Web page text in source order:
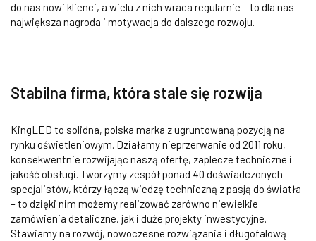
do nas nowi klienci, a wielu z nich wraca regularnie – to dla nas
największa nagroda i motywacja do dalszego rozwoju.
Stabilna firma, która stale się rozwija
KingLED to solidna, polska marka z ugruntowaną pozycją na
rynku oświetleniowym. Działamy nieprzerwanie od 2011 roku,
konsekwentnie rozwijając naszą ofertę, zaplecze techniczne i
jakość obsługi. Tworzymy zespół ponad 40 doświadczonych
specjalistów, którzy łączą wiedzę techniczną z pasją do światła
– to dzięki nim możemy realizować zarówno niewielkie
zamówienia detaliczne, jak i duże projekty inwestycyjne.
Stawiamy na rozwój, nowoczesne rozwiązania i długofalową